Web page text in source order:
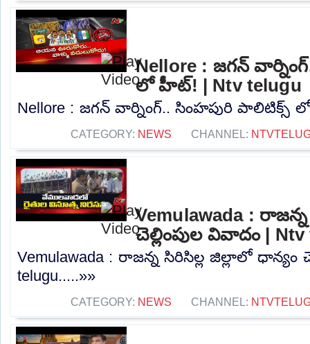
Nellore : జగన్
లో హీట్! | Ntv telugu
Nellore : జగన్ వార్నింగ్.. సింహపురి పాలిటిక్స్
CATEGORY: NEWS CHANNEL:
Vemulawada :
చెల్లింపుల వివాదం |
Vemulawada : రాజన్న సిరిసిల్ల జిల్లాలో ధాన్యం
telugu.....»»
CATEGORY: NEWS CHANNEL: